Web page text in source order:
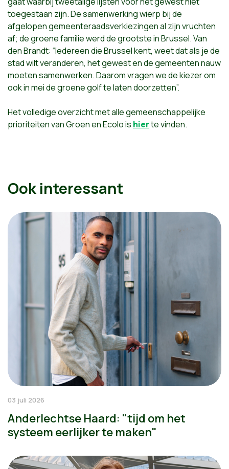
toegestaan zijn. De samenwerking wierp bij de
afgelopen gemeenteraadsverkiezingen al zijn vruchten
af; de groene familie werd de grootste in Brussel. Van
den Brandt: “Iedereen die Brussel kent, weet dat als je de
stad wilt veranderen, het gewest en de gemeenten nauw
moeten samenwerken. Daarom vragen we de kiezer om
ook in mei de groene golf te laten doorzetten”.
Het volledige overzicht met alle gemeenschappelijke
prioriteiten van Groen en Ecolo is hierte vinden.
Ook interessant
03 juli 2026
Anderlechtse Haard: "tijd om het
systeem eerlijker te maken"